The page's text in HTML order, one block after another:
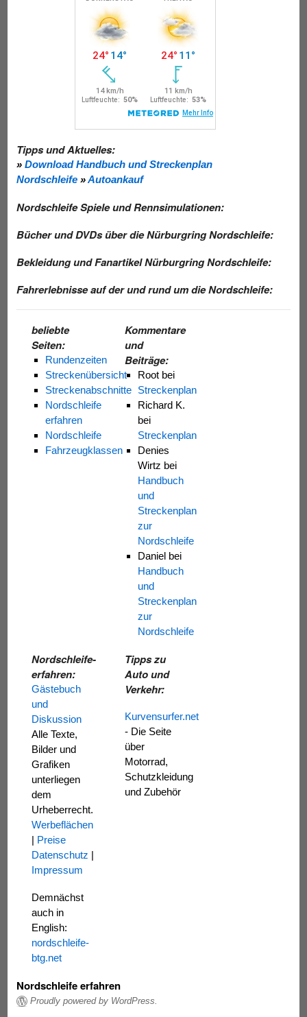
Tipps und Aktuelles:
» Download Handbuch und Streckenplan
Nordschleife »Autoankauf
Nordschleife Spiele und Rennsimulationen:
Bücher und DVDs über die Nürburgring Nordschleife:
Bekleidung und Fanartikel Nürburgring Nordschleife:
Fahrerlebnisse auf der und rund um die Nordschleife:
beliebte
Seiten:
Rundenzeiten
Streckenübersicht
Streckenabschnitte
Nordschleife
erfahren
Nordschleife
Fahrzeugklassen
Kommentare
und
Beiträge:
Root bei
Streckenplan
Richard K.
bei
Streckenplan
Denies
Wirtz bei
Handbuch
und
Streckenplan
zur
Nordschleife
Daniel bei
Handbuch
und
Streckenplan
zur
Nordschleife
Nordschleife-
erfahren:
Gästebuch
und
Diskussion
Alle Texte,
Bilder und
Grafiken
unterliegen
dem
Urheberrecht.
Werbeflächen
| Preise
Datenschutz |
Impressum
Demnächst
auch in
English:
nordschleife-
btg.net
Tipps zu
Auto und
Verkehr:
Kurvensurfer.net
- Die Seite
über
Motorrad,
Schutzkleidung
und Zubehör
Nordschleife erfahren
Proudly powered by WordPress.